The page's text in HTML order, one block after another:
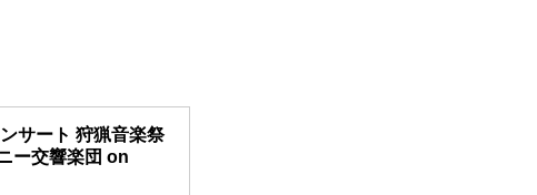
サート 狩猟音楽祭
ー交響楽団 on